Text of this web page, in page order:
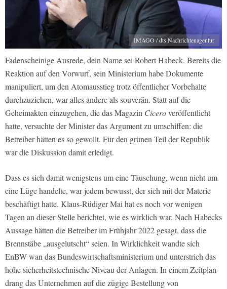
IMAGO / dts Nachrichtenagentur
Fadenscheinige Ausrede, dein Name sei Robert Habeck. Bereits die
Reaktion auf den Vorwurf, sein Ministerium habe Dokumente
manipuliert, um den Atomausstieg trotz öffentlicher Vorbehalte
durchzuziehen, war alles andere als souverän. Statt auf die
Geheimakten einzugehen, die das Magazin Ciceroveröffentlicht
hatte, versuchte der Minister das Argument zu umschiffen: die
Betreiber hätten es so gewollt. Für den grünen Teil der Republik
war die Diskussion damit erledigt.
Dass es sich damit wenigstens um eine Täuschung, wenn nicht um
eine Lüge handelte, war jedem bewusst, der sich mit der Materie
beschäftigt hatte. Klaus-Rüdiger Mai hat es noch vor wenigen
Tagen an dieser Stelle berichtet, wie es wirklich war. Nach Habecks
Aussage hätten die Betreiber im Frühjahr 2022 gesagt, dass die
Brennstäbe „ausgelutscht“ seien. In Wirklichkeit wandte sich
EnBW wan das Bundeswirtschaftsministerium und unterstrich das
hohe sicherheitstechnische Niveau der Anlagen. In einem Zeitplan
drang das Unternehmen auf die zügige Bestellung von